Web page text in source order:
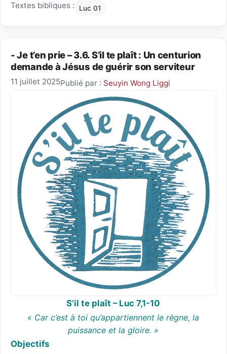
Textes bibliques : Luc 01
- Je t’en prie – 3.6. S’il te plaît : Un centurion
demande à Jésus de guérir son serviteur
11 juillet 2025Publié par : Seuyin Wong Liggi
S’il te plaît – Luc 7,1-10
« Car c’est à toi qu’appartiennent le règne, la
puissance et la gloire. »
Objectifs